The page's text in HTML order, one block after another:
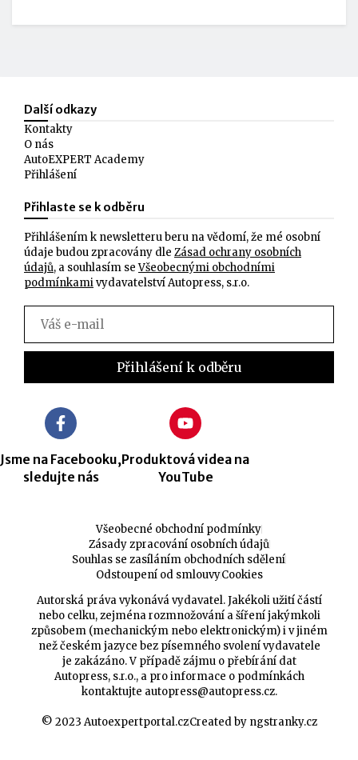
Další odkazy
Kontakty
O nás
AutoEXPERT Academy
Přihlášení
Přihlaste se k odběru
Přihlášením k newsletteru beru na vědomí, že mé osobní
údaje budou zpracovány dle Zásad ochrany osobních
údajů, a souhlasím seVšeobecnými obchodními
podmínkamivydavatelství Autopress, s.r.o.
Jsme na Facebooku,
sledujte nás
Produktová videa na
YouTube
Všeobecné obchodní podmínky
Zásady zpracování osobních údajů
Souhlas se zasíláním obchodních sdělení
Odstoupení od smlouvyCookies
Autorská práva vykonává vydavatel. Jakékoli užití částí
nebo celku, zejména rozmnožování a šíření jakýmkoli
způsobem (mechanickým nebo elektronickým) i v jiném
než českém jazyce bez písemného svolení vydavatele
je zakázáno. V případě zájmu o přebírání dat
Autopress, s.r.o., a pro informace o podmínkách
kontaktujte autopress@autopress.cz.
© 2023 Autoexpertportal.czCreated by ngstranky.cz